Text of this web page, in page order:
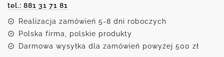
tel.: 881 31 71 81
Realizacja zamówień 5-8 dni roboczych
Polska firma, polskie produkty
Darmowa wysyłka dla zamówień powyżej 500 zł